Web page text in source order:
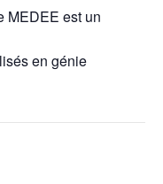
MEDEE est un
en génie